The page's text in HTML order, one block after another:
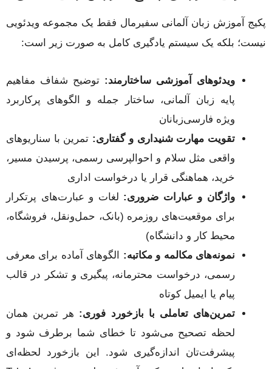
پکیج آموزش زبان آلمانی سفیرمال فقط یک مجموعه ویدئویی
نیست؛ بلکه یک سیستم یادگیری کامل به صورت زیر است:
ویدئوهای آموزشی ساختارمند: توضیح شفاف مفاهیم
پایه زبان آلمانی، ساختار جمله و الگوهای پرکاربرد
ویژه فارسی‌زبانان
تقویت مهارت شنیداری و گفتاری: تمرین با سناریوهای
واقعی مثل سلام و احوالپرسی رسمی، پرسیدن مسیر،
خرید، هماهنگی قرار یا درخواست اداری
واژگان و عبارات ضروری: لغات و عبارت‌های پرتکرار
برای موقعیت‌های روزمره (بانک، حمل‌ونقل، فروشگاه،
محیط کار و دانشگاه)
نمونه‌های مکالمه و مکاتبه: الگوهای آماده برای معرفی
رسمی، درخواست محترمانه، پیگیری و تشکر در قالب
پیام یا ایمیل کوتاه
تمرین‌های تعاملی با بازخورد فوری: هر تمرین همان
لحظه تصحیح می‌شود تا خطای شما برطرف شود و
پیشرفت‌تان اندازه‌گیری شود. این بازخورد لحظه‌ای